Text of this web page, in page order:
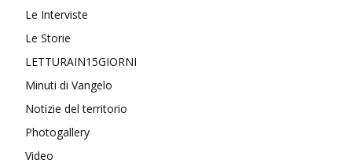
Le Interviste
Le Storie
LETTURAIN15GIORNI
Minuti di Vangelo
Notizie del territorio
Photogallery
Video